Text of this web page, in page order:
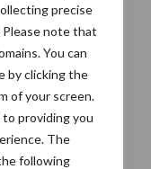
precise
note that
You can
by clicking the
of your screen.
providing you
The
following
145pk
560Nm